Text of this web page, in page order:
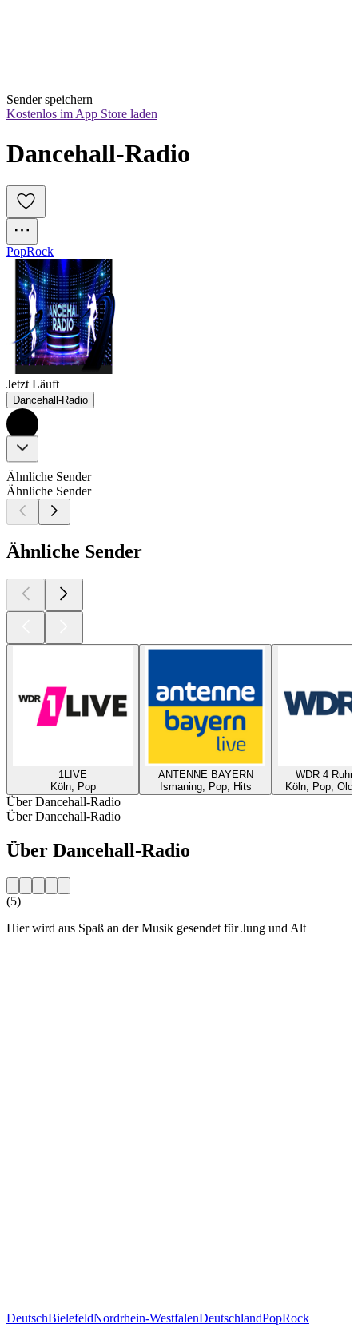
Sender speichern
Kostenlos im App Store laden
Dancehall-Radio
PopRock
Jetzt Läuft
Dancehall-Radio
Ähnliche Sender
Ähnliche Sender
Ähnliche Sender
1LIVE
Köln, Pop
ANTENNE BAYERN
Ismaning, Pop, Hits
WDR 4
Köln, Pop,
Über Dancehall-Radio
Über Dancehall-Radio
Über Dancehall-Radio
(5)
Hier wird aus Spaß an der Musik gesendet für Jung und Alt
DeutschBielefeldNordrhein-WestfalenDeutschlandPopRock